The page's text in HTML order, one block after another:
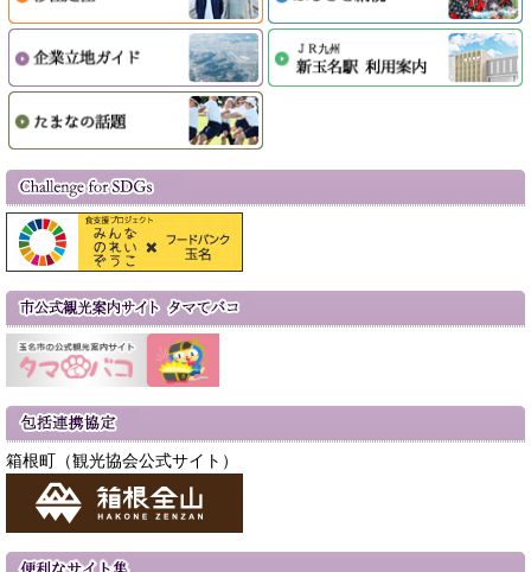
箱根町（観光協会公式サイト）